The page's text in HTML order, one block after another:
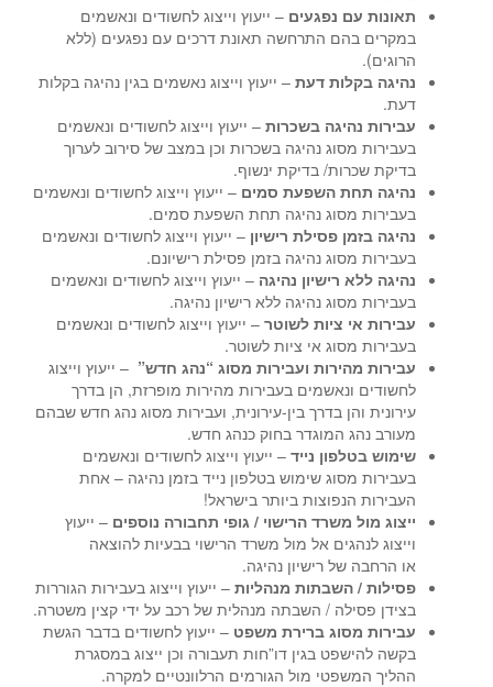
תאונות עם נפגעים – ייעוץ וייצוג לחשודים ונאשמים
במקרים בהם התרחשה תאונת דרכים עם נפגעים (ללא
הרוגים).
נהיגה בקלות דעת – ייעוץ וייצוג נאשמים בגין נהיגה בקלות
דעת.
עבירות נהיגה בשכרות – ייעוץ וייצוג לחשודים ונאשמים
בעבירות מסוג נהיגה בשכרות וכן במצב של סירוב לערוך
בדיקת שכרות/ בדיקת ינשוף.
נהיגה תחת השפעת סמים – ייעוץ וייצוג לחשודים ונאשמים
בעבירות מסוג נהיגה תחת השפעת סמים.
נהיגה בזמן פסילת רישיון – ייעוץ וייצוג לחשודים ונאשמים
בעבירות מסוג נהיגה בזמן פסילת רישיונם.
נהיגה ללא רישיון נהיגה – ייעוץ וייצוג לחשודים ונאשמים
בעבירות מסוג נהיגה ללא רישיון נהיגה.
עבירות אי ציות לשוטר – ייעוץ וייצוג לחשודים ונאשמים
בעבירות מסוג אי ציות לשוטר.
עבירות מהירות ועבירות מסוג “נהג חדש” – ייעוץ וייצוג
לחשודים ונאשמים בעבירות מהירות מופרזת, הן בדרך
עירונית והן בדרך בין-עירונית, ועבירות מסוג נהג חדש שבהם
מעורב נהג המוגדר בחוק כנהג חדש.
שימוש בטלפון נייד – ייעוץ וייצוג לחשודים ונאשמים
בעבירות מסוג שימוש בטלפון נייד בזמן נהיגה – אחת
העבירות הנפוצות ביותר בישראל!
ייצוג מול משרד הרישוי / גופי תחבורה נוספים – ייעוץ
וייצוג לנהגים אל מול משרד הרישוי בבעיות להוצאה
או הרחבה של רישיון נהיגה.
פסילות / השבתות מנהליות – ייעוץ וייצוג בעבירות הגוררות
בצידן פסילה / השבתה מנהלית של רכב על ידי קצין משטרה.
עבירות מסוג ברירת משפט – ייעוץ לחשודים בדבר הגשת
בקשה להישפט בגין דו”חות תעבורה וכן ייצוג במסגרת
ההליך המשפטי מול הגורמים הרלוונטיים למקרה.